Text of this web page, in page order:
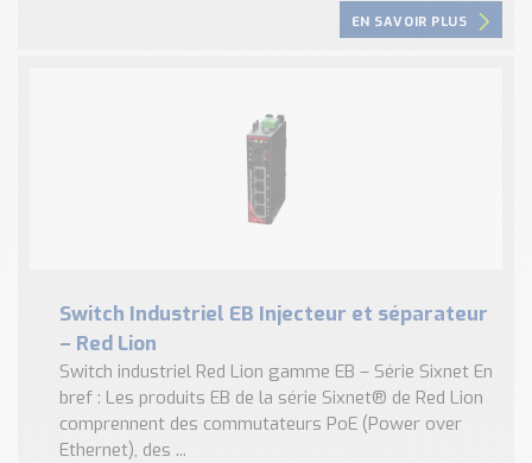
EN SAVOIR PLUS
Switch Industriel EB Injecteur et séparateur
– Red Lion
Switch industriel Red Lion gamme EB – Série Sixnet En
bref : Les produits EB de la série Sixnet® de Red Lion
comprennent des commutateurs PoE (Power over
Ethernet), des ...